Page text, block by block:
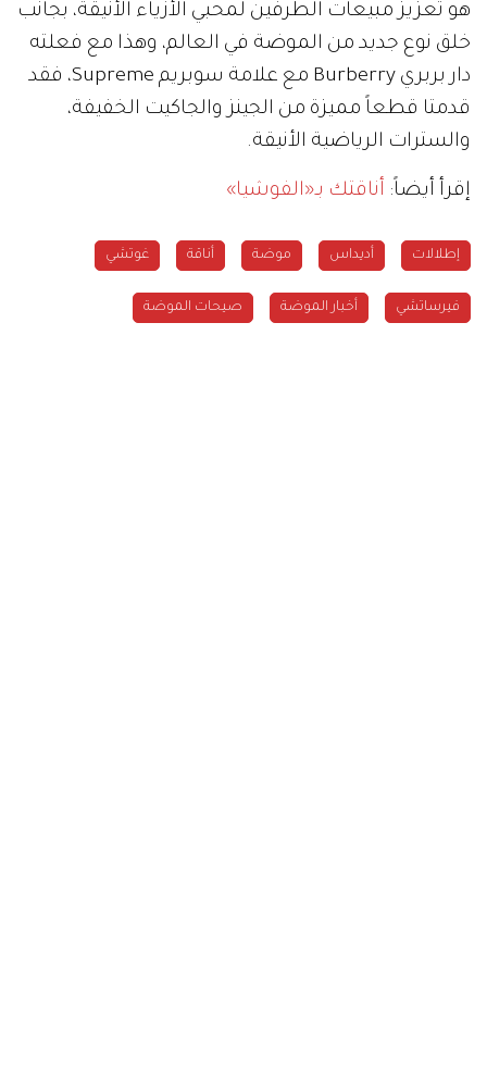
هو تعزيز مبيعات الطرفين لمحبي الأزياء الأنيقة، بجانب
خلق نوع جديد من الموضة في العالم، وهذا مع فعلته
دار بربري Burberry مع علامة سوبريم Supreme، فقد
قدمتا قطعاً مميزة من الجينز والجاكيت الخفيفة،
والسترات الرياضية الأنيقة.
إقرأ أيضاً: أناقتك بـ«الفوشيا»
إطلالات أديداس موضة أناقة غوتشي
فيرساتشي أخبار الموضة صيحات الموضة